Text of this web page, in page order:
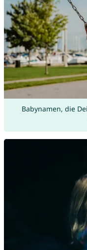
Babynamen, die